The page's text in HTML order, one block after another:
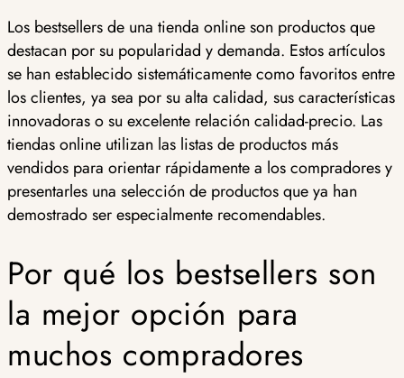
Los bestsellers de una tienda online son productos que
destacan por su popularidad y demanda. Estos artículos
se han establecido sistemáticamente como favoritos entre
los clientes, ya sea por su alta calidad, sus características
innovadoras o su excelente relación calidad-precio. Las
tiendas online utilizan las listas de productos más
vendidos para orientar rápidamente a los compradores y
presentarles una selección de productos que ya han
demostrado ser especialmente recomendables.
Por qué los bestsellers son
la mejor opción para
muchos compradores